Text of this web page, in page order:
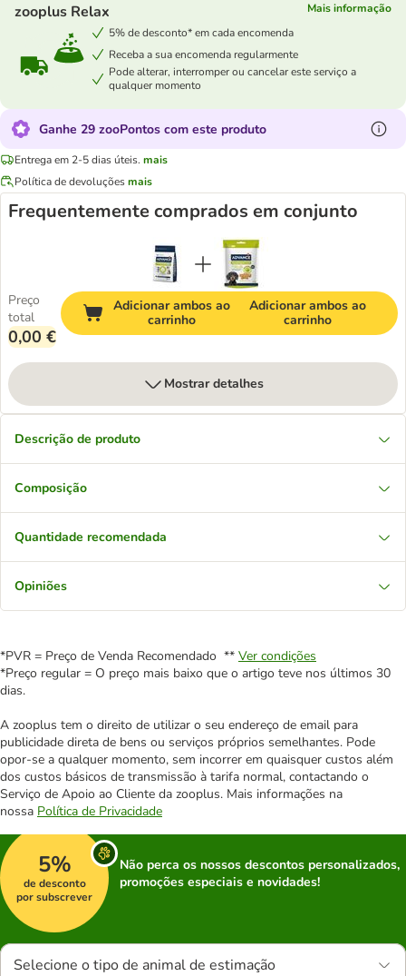
zooplus Relax
Mais informação
5% de desconto* em cada encomenda
Receba a sua encomenda regularmente
Pode alterar, interromper ou cancelar este serviço a
qualquer momento
Ganhe 29 zooPontos com este produto
Entrega em 2-5 dias úteis. mais
Política de devoluçõesmais
Frequentemente comprados em conjunto
Preço
total
0,00 €
Adicionar ambos ao
carrinho
Adicionar ambos ao
carrinho
Mostrar detalhes
Descrição de produto
Composição
Quantidade recomendada
Opiniões
*PVR = Preço de Venda Recomendado ** Ver condições
*Preço regular = O preço mais baixo que o artigo teve nos últimos 30
dias.
A zooplus tem o direito de utilizar o seu endereço de email para
publicidade direta de bens ou serviços próprios semelhantes. Pode
opor-se a qualquer momento, sem incorrer em quaisquer custos além
dos custos básicos de transmissão à tarifa normal, contactando o
Serviço de Apoio ao Cliente da zooplus. Mais informações na
nossa Política de Privacidade
5%
de desconto
por subscrever
Não perca os nossos descontos personalizados,
promoções especiais e novidades!
Selecione o tipo de animal de estimação